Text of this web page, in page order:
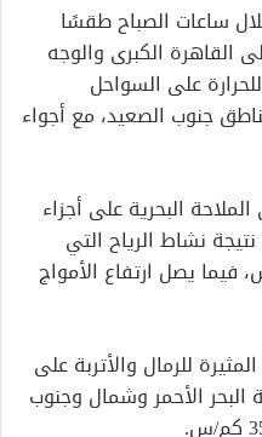
ساعات الصباح طقسًا
القاهرة الكبرى والوجه
على السواحل
جنوب الصعيد، مع أجواء
البحرية على أجزاء
نشاط الرياح التي
بين 40 و50 كم/س، فيما يصل ارتفاع الأمواج
للرمال والأتربة على
الأحمر وشمال وجنوب